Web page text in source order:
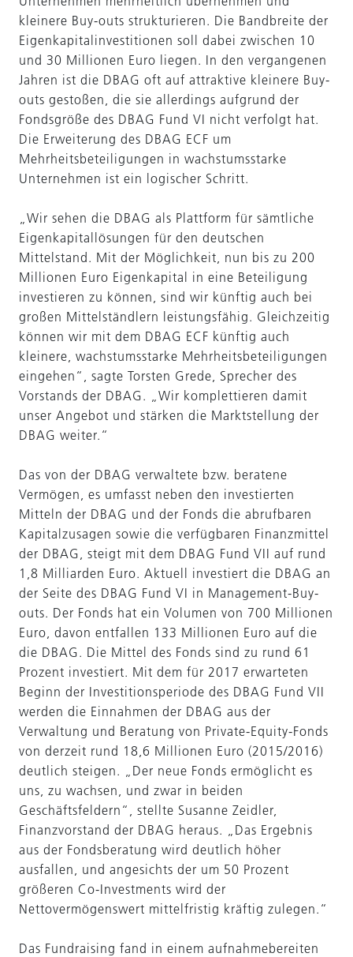
kleinere Buy-outs strukturieren. Die Bandbreite der
Eigenkapitalinvestitionen soll dabei zwischen 10
und 30 Millionen Euro liegen. In den vergangenen
Jahren ist die DBAG oft auf attraktive kleinere Buy-
outs gestoßen, die sie allerdings aufgrund der
Fondsgröße des DBAG Fund VI nicht verfolgt hat.
Die Erweiterung des DBAG ECF um
Mehrheitsbeteiligungen in wachstumsstarke
Unternehmen ist ein logischer Schritt.
„Wir sehen die DBAG als Plattform für sämtliche
Eigenkapitallösungen für den deutschen
Mittelstand. Mit der Möglichkeit, nun bis zu 200
Millionen Euro Eigenkapital in eine Beteiligung
investieren zu können, sind wir künftig auch bei
großen Mittelständlern leistungsfähig. Gleichzeitig
können wir mit dem DBAG ECF künftig auch
kleinere, wachstumsstarke Mehrheitsbeteiligungen
eingehen“, sagte Torsten Grede, Sprecher des
Vorstands der DBAG. „Wir komplettieren damit
unser Angebot und stärken die Marktstellung der
DBAG weiter.“
Das von der DBAG verwaltete bzw. beratene
Vermögen, es umfasst neben den investierten
Mitteln der DBAG und der Fonds die abrufbaren
Kapitalzusagen sowie die verfügbaren Finanzmittel
der DBAG, steigt mit dem DBAG Fund VII auf rund
1,8 Milliarden Euro. Aktuell investiert die DBAG an
der Seite des DBAG Fund VI in Management-Buy-
outs. Der Fonds hat ein Volumen von 700 Millionen
Euro, davon entfallen 133 Millionen Euro auf die
die DBAG. Die Mittel des Fonds sind zu rund 61
Prozent investiert. Mit dem für 2017 erwarteten
Beginn der Investitionsperiode des DBAG Fund VII
werden die Einnahmen der DBAG aus der
Verwaltung und Beratung von Private-Equity-Fonds
von derzeit rund 18,6 Millionen Euro (2015/2016)
deutlich steigen. „Der neue Fonds ermöglicht es
uns, zu wachsen, und zwar in beiden
Geschäftsfeldern“, stellte Susanne Zeidler,
Finanzvorstand der DBAG heraus. „Das Ergebnis
aus der Fondsberatung wird deutlich höher
ausfallen, und angesichts der um 50 Prozent
größeren Co-Investments wird der
Nettovermögenswert mittelfristig kräftig zulegen.“
Das Fundraising fand in einem aufnahmebereiten